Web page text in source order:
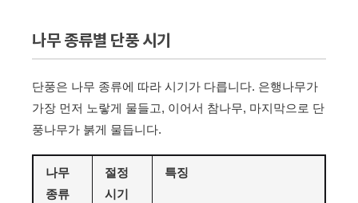
나무 종류별 단풍 시기
단풍은 나무 종류에 따라 시기가 다릅니다. 은행나무가
가장 먼저 노랗게 물들고, 이어서 참나무, 마지막으로 단
풍나무가 붉게 물듭니다.
나무
종류
절정
시기
특징